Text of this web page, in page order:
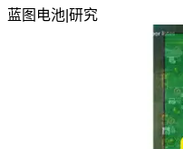
蓝图 电池 研究